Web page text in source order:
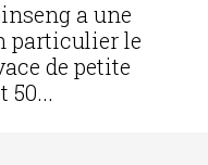
a une
particulier le
de petite
50...